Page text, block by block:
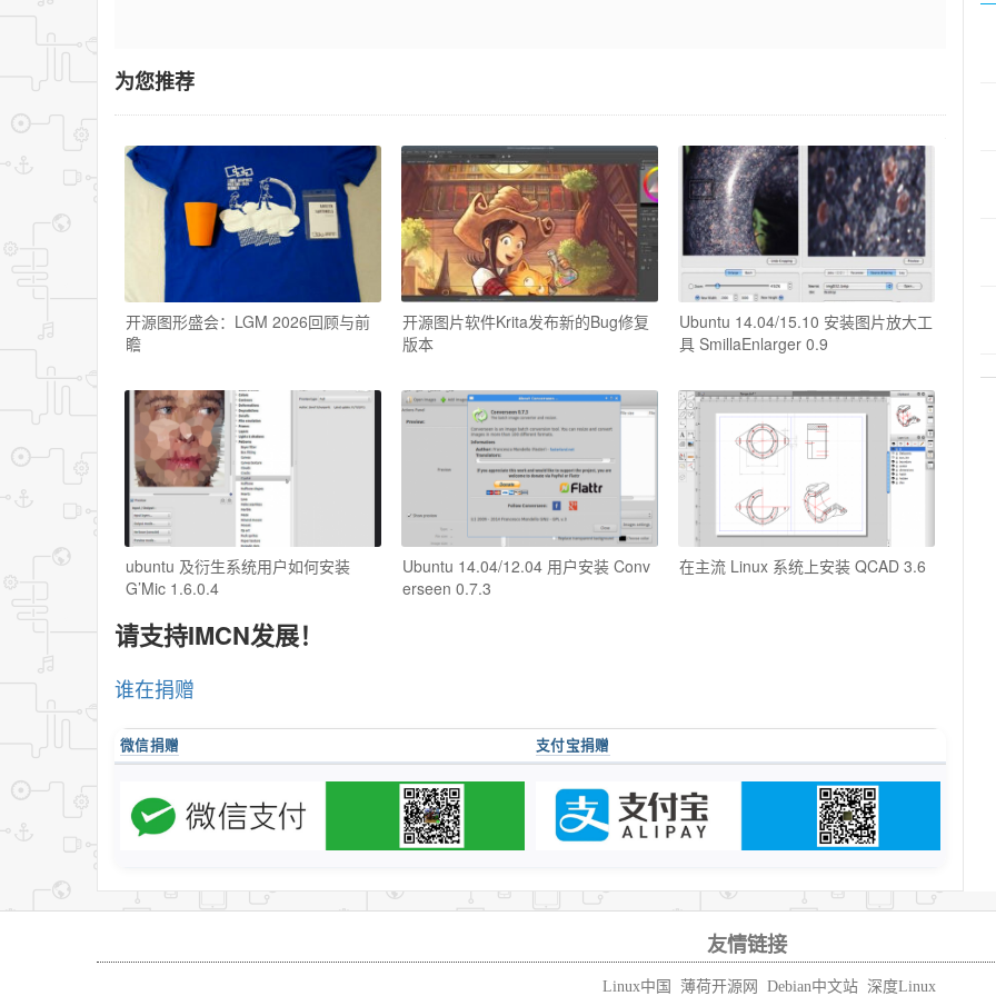
为您推荐
开源图形盛会：LGM 2026回顾与前
瞻
开源图片软件Krita发布新的Bug修复
版本
Ubuntu 14.04/15.10 安装图片放大工
具 SmillaEnlarger 0.9
ubuntu 及衍生系统用户如何安装
G’Mic 1.6.0.4
Ubuntu 14.04/12.04 用户安装 Conv
erseen 0.7.3
在主流 Linux 系统上安装 QCAD 3.6
请支持IMCN发展！
谁在捐赠
微信捐赠 支付宝捐赠
友情链接
Linux中国 薄荷开源网 Debian中文站 深度Linux